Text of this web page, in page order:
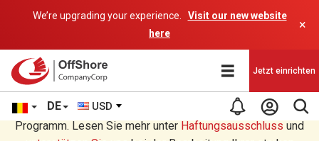
We’re upgrading your experience.
Visit our new website
here
×
DE USD
Jetzt einrichten
Sie lesen eine Deutsche Übersetzung durch ein AI-
Programm. Lesen Sie mehr unter Haftungsausschluss und